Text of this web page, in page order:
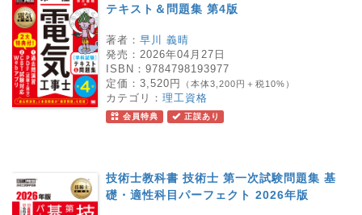
テキスト＆問題集 第4版
著者： 早川 義晴
発売： 2026年04月27日
ISBN： 9784798193977
定価： 3,520円 （本体3,200円＋税10%）
カテゴリ： 理工資格
会員特典 正誤あり
技術士教科書 技術士 第一次試験問題集 基
礎・適性科目パーフェクト 2026年版